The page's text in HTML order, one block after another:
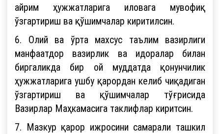
айрим ҳужжатларига иловага мувофиқ
ўзгартириш ва қўшимчалар киритилсин.
6. Олий ва ўрта махсус таълим вазирлиги
манфаатдор вазирлик ва идоралар билан
биргаликда бир ой муддатда қонунчилик
ҳужжатларига ушбу қарордан келиб чиқадиган
ўзгартириш ва қўшимчалар тўғрисида
Вазирлар Маҳкамасига таклифлар киритсин.
7. Мазкур қарор ижросини самарали ташкил